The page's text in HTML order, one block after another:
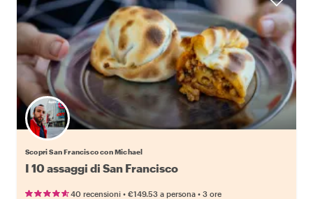
Scopri San Francisco con Michael
I 10 assaggi di San Francisco
40 recensioni • €149.53 a persona • 3 ore